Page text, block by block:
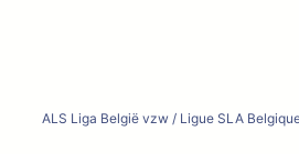
ALS Liga België vzw / Ligue SLA